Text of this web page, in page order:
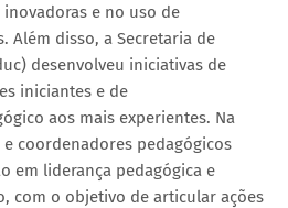
e no uso de
Além disso, a Secretaria de
desenvolveu iniciativas de
iniciantes e de
aos mais experientes. Na
coordenadores pedagógicos
em liderança pedagógica e
com o objetivo de articular ações